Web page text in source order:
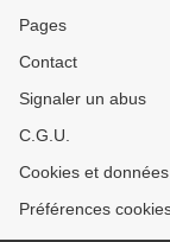
Pages
Contact
Signaler un abus
C.G.U.
Cookies et
Préférences